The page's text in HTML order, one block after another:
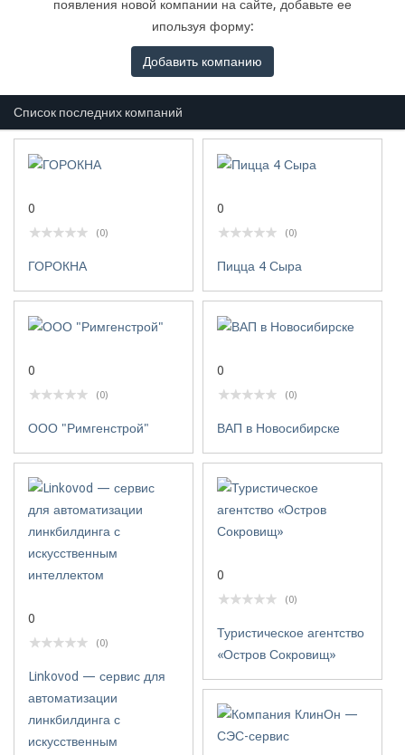
появления новой компании на сайте, добавьте ее
ипользуя форму:
Добавить компанию
Список последних компаний
0
(0)
ГОРОКНА
0
(0)
Пицца 4 Сыра
0
(0)
ООО "Римгенстрой"
0
(0)
ВАП в Новосибирске
0
(0)
Linkovod — сервис для
автоматизации
линкбилдинга с
искусственным
0
(0)
Туристическое агентство
«Остров Сокровищ»